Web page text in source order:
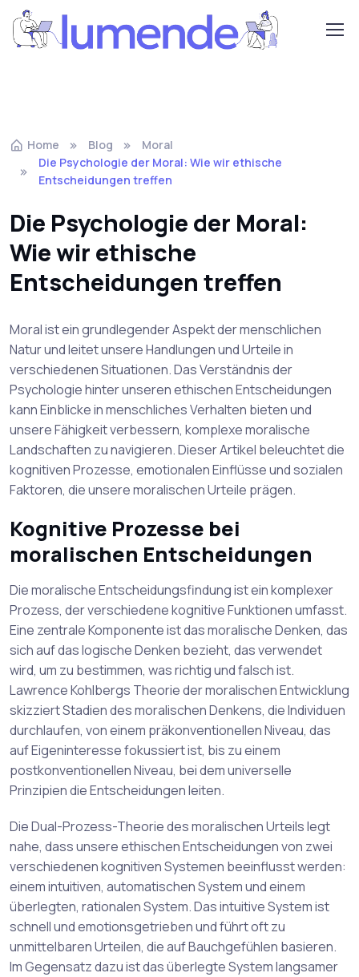
Home Blog
Moral
Die Psychologie der Moral: Wie wir ethische
Entscheidungen treffen
Die Psychologie der Moral:
Wie wir ethische
Entscheidungen treffen
Moral ist ein grundlegender Aspekt der menschlichen
Natur und leitet unsere Handlungen und Urteile in
verschiedenen Situationen. Das Verständnis der
Psychologie hinter unseren ethischen Entscheidungen
kann Einblicke in menschliches Verhalten bieten und
unsere Fähigkeit verbessern, komplexe moralische
Landschaften zu navigieren. Dieser Artikel beleuchtet die
kognitiven Prozesse, emotionalen Einflüsse und sozialen
Faktoren, die unsere moralischen Urteile prägen.
Kognitive Prozesse bei
moralischen Entscheidungen
Die moralische Entscheidungsfindung ist ein komplexer
Prozess, der verschiedene kognitive Funktionen umfasst.
Eine zentrale Komponente ist das moralische Denken, das
sich auf das logische Denken bezieht, das verwendet
wird, um zu bestimmen, was richtig und falsch ist.
Lawrence Kohlbergs Theorie der moralischen Entwicklung
skizziert Stadien des moralischen Denkens, die Individuen
durchlaufen, von einem präkonventionellen Niveau, das
auf Eigeninteresse fokussiert ist, bis zu einem
postkonventionellen Niveau, bei dem universelle
Prinzipien die Entscheidungen leiten.
Die Dual-Prozess-Theorie des moralischen Urteils legt
nahe, dass unsere ethischen Entscheidungen von zwei
verschiedenen kognitiven Systemen beeinflusst werden:
einem intuitiven, automatischen System und einem
überlegten, rationalen System. Das intuitive System ist
schnell und emotionsgetrieben und führt oft zu
unmittelbaren Urteilen, die auf Bauchgefühlen basieren.
Im Gegensatz dazu ist das überlegte System langsamer